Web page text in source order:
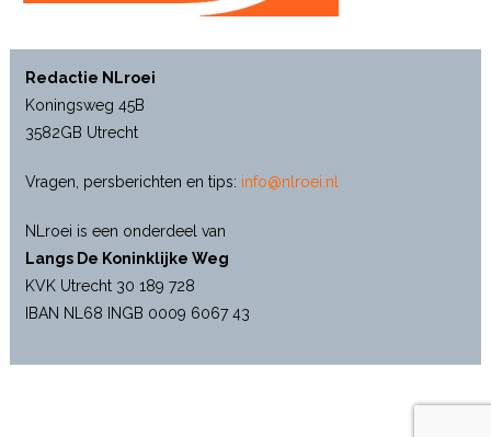
Redactie NLroei
Koningsweg 45B
3582GB Utrecht
Vragen, persberichten en tips: info@nlroei.nl
NLroei is een onderdeel van
Langs De Koninklijke Weg
KVK Utrecht 30 189 728
IBAN NL68 INGB 0009 6067 43